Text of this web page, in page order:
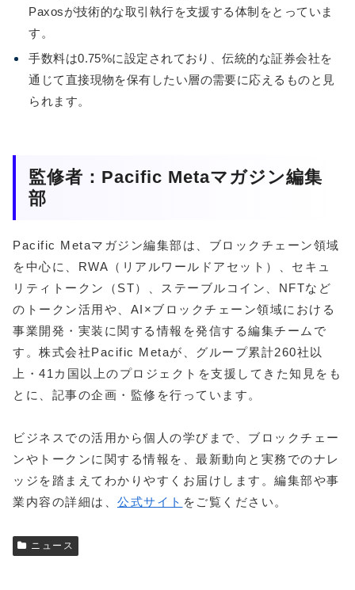
Paxosが技術的な取引執行を支援する体制をとっていま
す。
手数料は0.75%に設定されており、伝統的な証券会社を
通じて直接現物を保有したい層の需要に応えるものと見
られます。
監修者：Pacific Metaマガジン編集
部
Pacific Metaマガジン編集部は、ブロックチェーン領域
を中心に、RWA（リアルワールドアセット）、セキュ
リティトークン（ST）、ステーブルコイン、NFTなど
のトークン活用や、AI×ブロックチェーン領域における
事業開発・実装に関する情報を発信する編集チームで
す。株式会社Pacific Metaが、グループ累計260社以
上・41カ国以上のプロジェクトを支援してきた知見をも
とに、記事の企画・監修を行っています。
ビジネスでの活用から個人の学びまで、ブロックチェー
ンやトークンに関する情報を、最新動向と実務でのナレ
ッジを踏まえてわかりやすくお届けします。編集部や事
業内容の詳細は、 公式サイト をご覧ください。
ニュース